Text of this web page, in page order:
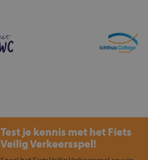
Test je kennis met het Fiets
Veilig Verkeersspel!